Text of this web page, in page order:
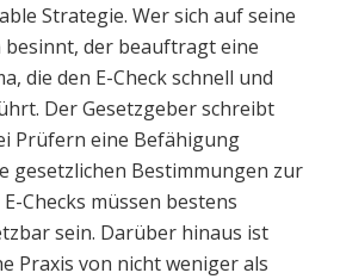
Strategie. Wer sich auf seine
der beauftragt eine
die den E-Check schnell und
Der Gesetzgeber schreibt
Prüfern eine Befähigung
gesetzlichen Bestimmungen zur
Checks müssen bestens
sein. Darüber hinaus ist
Praxis von nicht weniger als